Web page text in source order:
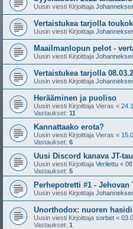
Uusin viesti Kirjoittaja
Vertaistukea tarjolla
Uusin viesti Kirjoittaja
Maailmanlopun pelot -
Uusin viesti Kirjoittaja
Vertaistukea tarjolla
Uusin viesti Kirjoittaja
Herääminen ja puoliso
Uusin viesti Kirjoittaja Vieras «
Vastaukset: 11
Kannattaako erota?
Uusin viesti Kirjoittaja Vieras «
Vastaukset: 6
Uusi Discord kanava JT-
Uusin viesti Kirjoittaja Verilettu «
Vastaukset: 5
Perhepotretti #1 - Jehovan
Uusin viesti Kirjoittaja
Unorthodox: nuoren
Uusin viesti Kirjoittaja sorbet «
Vastaukset: 1